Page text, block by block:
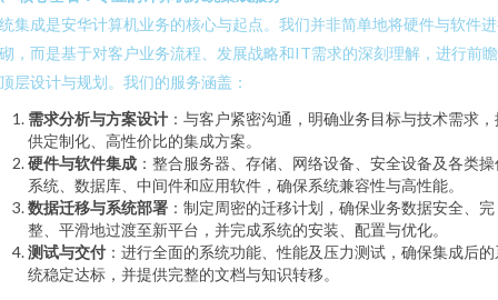
集成是安华计算机业务的核心与起点。我们并非简单地将硬件与软件
，而是基于对客户业务流程、发展战略和IT需求的深刻理解，进行前
层设计与规划。我们的服务涵盖：
需求分析与方案设计 ：与客户紧密沟通，明确业务目标与技术需求
供定制化、高性价比的集成方案。
硬件与软件集成 ：整合服务器、存储、网络设备、安全设备及各类操
系统、数据库、中间件和应用软件，确保系统兼容性与高性能。
数据迁移与系统部署 ：制定周密的迁移计划，确保业务数据安全、完
整、平滑地过渡至新平台，并完成系统的安装、配置与优化。
测试与交付 ：进行全面的系统功能、性能及压力测试，确保集成后的
统稳定达标，并提供完整的文档与知识转移。